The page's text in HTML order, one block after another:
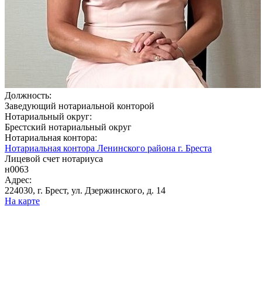
Должность:
Заведующий нотариальной конторой
Нотариальный округ:
Брестский нотариальный округ
Нотариальная контора:
Нотариальная контора Ленинского района г. Бреста
Лицевой счет нотариуса
н0063
Адрес:
224030, г. Брест, ул. Дзержинского, д. 14
На карте